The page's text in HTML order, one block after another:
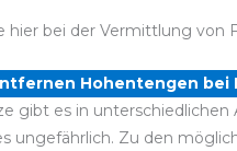
hier bei der Vermittlung von
Hohentengen bei
gibt es in
ungefährlich. Zu den